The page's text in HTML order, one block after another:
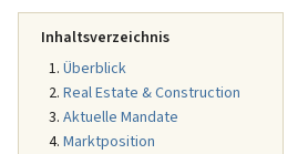
Inhaltsverzeichnis
Überblick
Real Estate & Construction
Aktuelle Mandate
Marktposition